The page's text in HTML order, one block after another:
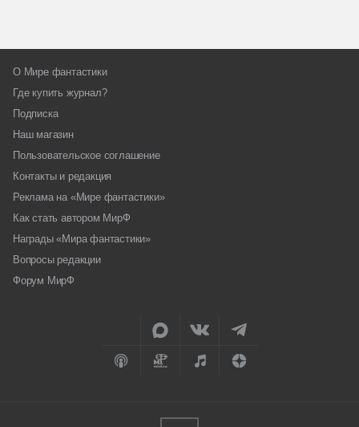
О Мире фантастики
Где купить журнал?
Подписка
Наш магазин
Пользовательское соглашение
Контакты и редакция
Реклама на «Мире фантастики»
Как стать автором МирФ
Награды «Мира фантастики»
Вопросы редакции
Форум МирФ